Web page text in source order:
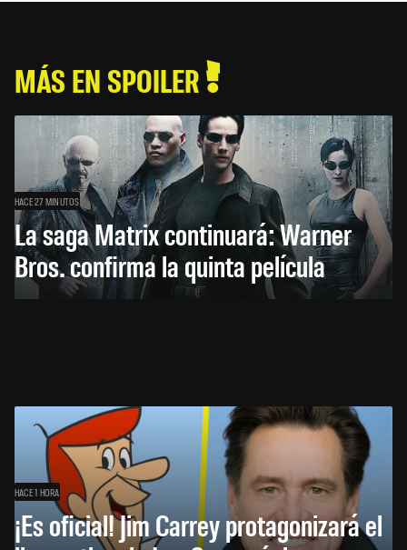
MÁS EN SPOILER
HACE 27 MINUTOS
La saga Matrix continuará: Warner
Bros. confirma la quinta película
HACE 1 HORA
¡Es oficial! Jim Carrey protagonizará el